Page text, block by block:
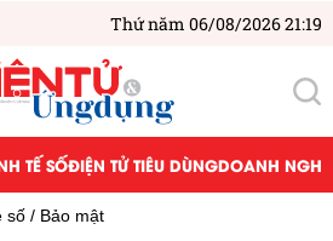
Thứ năm 06/08/2026 21:19
TẾ SỐĐIỆN TỬ TIÊU DÙNGDOANH
số Bảo mật